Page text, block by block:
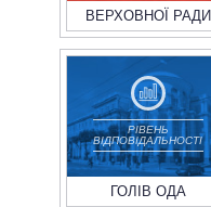
ВЕРХОВНОЇ РАДИ
РІВЕНЬ
ВІДПОВІДАЛЬНОСТІ
ГОЛІВ ОДА